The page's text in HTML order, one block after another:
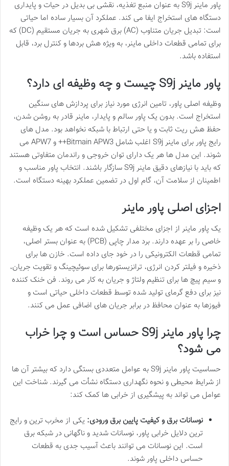
پاور ماینر S9j به عنوان منبع تغذیه، نقشی بی بدیل در حیات و پایداری
دستگاه های استخراج ایفا می کند. عملکرد آن بسیار ساده اما حیاتی
است: تبدیل جریان متناوب (AC) برق شهری به جریان مستقیم (DC) که
برای تمامی قطعات داخلی ماینر، به ویژه هش بردها و کنترل برد، قابل
استفاده باشد.
پاور ماینر S9j چیست و چه وظیفه ای دارد؟
وظیفه اصلی پاور، تامین انرژی مورد نیاز برای پردازش های سنگین
استخراج است. بدون یک پاور سالم و پایدار، ماینر قادر به روشن شدن،
حفظ هش ریت ثابت و یا حتی ارتباط با شبکه نخواهد بود. مدل های
رایج پاور برای ماینر S9j اغلب شامل Bitmain APW3++ و APW7 می
شوند. این مدل ها هر یک دارای توان خروجی و راندمان متفاوتی هستند
که باید با نیازهای دقیق ماینر S9j سازگار باشند. انتخاب پاور مناسب و
اطمینان از سلامت آن، گام اول در تضمین عملکرد بهینه دستگاه است.
اجزای اصلی پاور ماینر
یک پاور ماینر از اجزای مختلفی تشکیل شده است که هر یک وظیفه
خاصی را بر عهده دارند. برد مدار چاپی (PCB) به عنوان بستر اصلی،
تمامی قطعات الکترونیکی را در خود جای داده است. خازن ها برای
ذخیره و فیلتر کردن انرژی، ترانزیستورها برای سوئیچینگ و تقویت جریان،
و سیم پیچ ها برای تنظیم ولتاژ و جریان به کار می روند. فن خنک کننده
نیز برای دفع گرمای تولید شده توسط قطعات داخلی حیاتی است و
فیوزها به عنوان محافظ در برابر جریان های اضافی عمل می کنند.
چرا پاور ماینر S9j حساس است و چرا خراب
می شود؟
حساسیت پاور ماینر S9j به عوامل متعددی بستگی دارد که بیشتر آن ها
از شرایط محیطی و نحوه نگهداری دستگاه نشأت می گیرند. شناخت این
عوامل می تواند به پیشگیری از خرابی ها کمک کند:
نوسانات برق و کیفیت پایین برق ورودی: یکی از مخرب ترین و رایج
ترین دلایل خرابی پاور، نوسانات شدید و ناگهانی در شبکه برق
است. این نوسانات می توانند باعث آسیب جدی به قطعات
حساس داخلی پاور شوند.